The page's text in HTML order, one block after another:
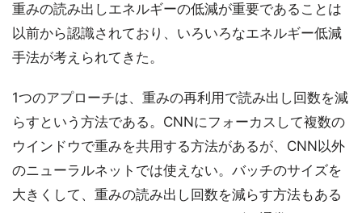
重みの読み出しエネルギーの低減が重要であることは
以前から認識されており、いろいろなエネルギー低減
手法が考えられてきた。
1つのアプローチは、重みの再利用で読み出し回数を減
らすという方法である。CNNにフォーカスして複数の
ウインドウで重みを共用する方法があるが、CNN以外
のニューラルネットでは使えない。バッチのサイズを
大きくして、重みの読み出し回数を減らす方法もある